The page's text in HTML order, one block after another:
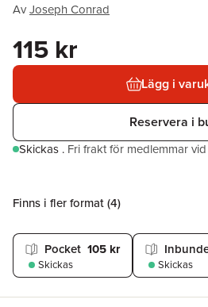
AvJoseph Conrad
115 kr
Lägg i
Reservera i
Skickas . Fri frakt för medlemmar
Finns i fler format (4)
Pocket 105 kr
Skickas Skickas